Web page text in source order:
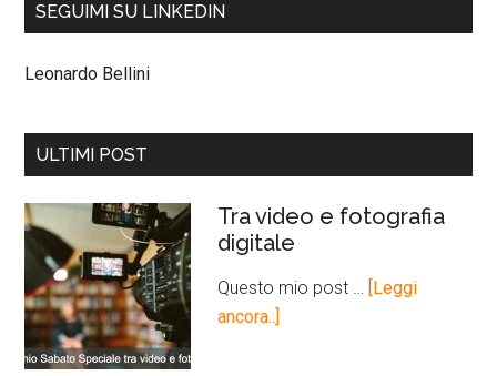
SEGUIMI SU LINKEDIN
Leonardo Bellini
ULTIMI POST
Tra video e fotografia
digitale
Questo mio post … [Leggi
ancora..]